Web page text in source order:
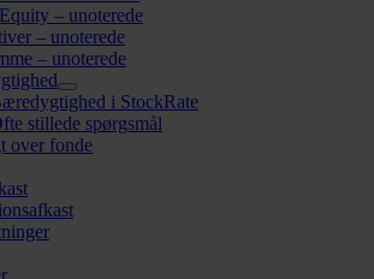
– unoterede
– unoterede
– unoterede
i StockRate
stillede spørgsmål
over fonde